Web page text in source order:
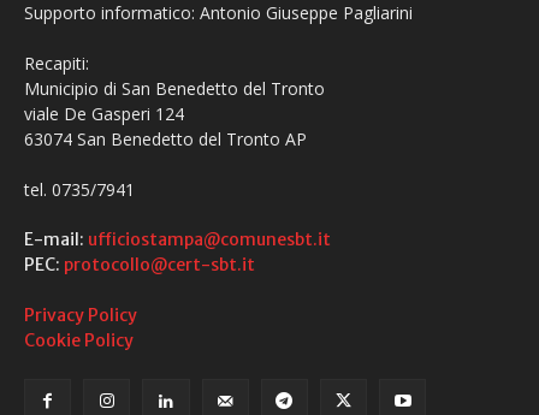
Supporto informatico: Antonio Giuseppe Pagliarini
Recapiti:
Municipio di San Benedetto del Tronto
viale De Gasperi 124
63074 San Benedetto del Tronto AP
tel. 0735/7941
E-mail: ufficiostampa@comunesbt.it
PEC: protocollo@cert-sbt.it
Privacy Policy
Cookie Policy